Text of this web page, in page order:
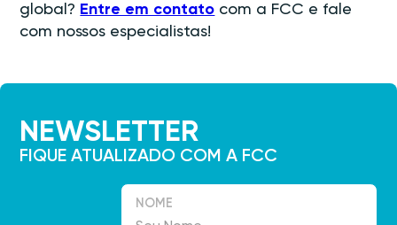
global? Entre em contato com a FCC e fale
com nossos especialistas!
NEWSLETTER
FIQUE ATUALIZADO COM A FCC
NOME